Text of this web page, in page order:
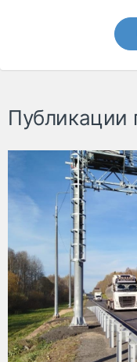
Публикации